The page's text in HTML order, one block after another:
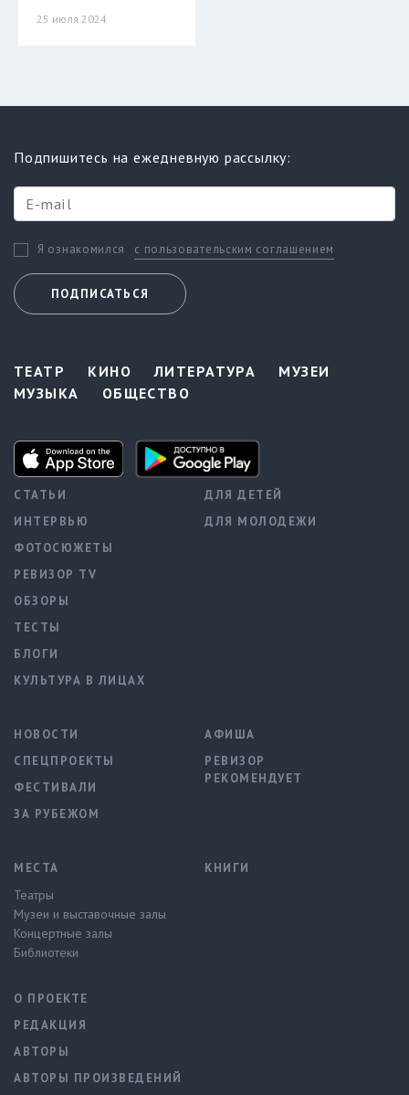
25 июля 2024
Подпишитесь на ежедневную рассылку:
Я ознакомился с пользовательским соглашением
ПОДПИСАТЬСЯ
ТЕАТР КИНО ЛИТЕРАТУРА
МУЗЕИ
МУЗЫКА
ОБЩЕСТВО
СТАТЬИ
ИНТЕРВЬЮ
ФОТОСЮЖЕТЫ
РЕВИЗОР TV
ОБЗОРЫ
ТЕСТЫ
БЛОГИ
КУЛЬТУРА В ЛИЦАХ
ДЛЯ ДЕТЕЙ
ДЛЯ МОЛОДЕЖИ
НОВОСТИ
СПЕЦПРОЕКТЫ
ФЕСТИВАЛИ
ЗА РУБЕЖОМ
АФИША
РЕВИЗОР
РЕКОМЕНДУЕТ
МЕСТА
Театры
Музеи и выставочные залы
Концертные залы
Библиотеки
КНИГИ
О ПРОЕКТЕ
РЕДАКЦИЯ
АВТОРЫ
АВТОРЫ ПРОИЗВЕДЕНИЙ